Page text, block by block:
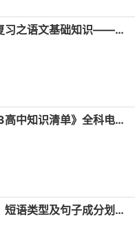
高中语文高三一轮复习之语文基础知识——短语类型+课件（20张PPT）
2023-2025版《53高中知识清单》全科电子版下载
现代汉语语法知识：短语类型及句子成分划分课件（共19张PPT）